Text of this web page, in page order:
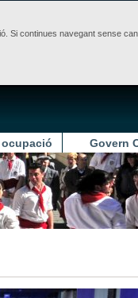
Si continues navegant sense
ocupació Govern